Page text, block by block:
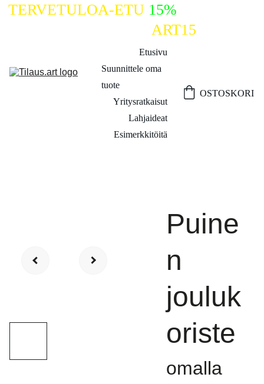
TERVETULOA-ETU 15%
ART15
Etusivu
Suunnittele oma
tuote
Yritysratkaisut
Lahjaideat
Esimerkkitöitä
OSTOSKORI
Puine
n
jouluk
oriste
omalla